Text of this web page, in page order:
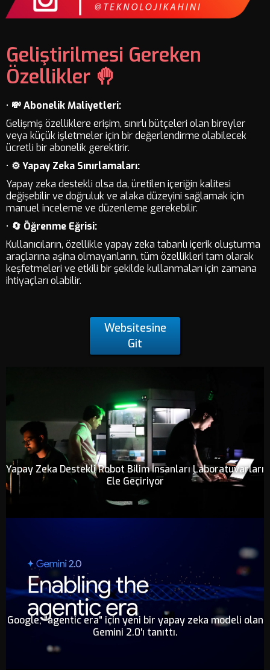
Geliştirilmesi Gereken
Özellikler 🤚
• 💸 Abonelik Maliyetleri:
Gelişmiş özelliklere erişim, sınırlı bütçeleri olan bireyler
veya küçük işletmeler için bir değerlendirme olabilecek
ücretli bir abonelik gerektirir.
• ⚙️ Yapay Zeka Sınırlamaları:
Yapay zeka destekli olsa da, üretilen içeriğin kalitesi
değişebilir ve doğruluk ve alaka düzeyini sağlamak için
manuel inceleme ve düzenleme gerekebilir.
• 🔄 Öğrenme Eğrisi:
Kullanıcıların, özellikle yapay zeka tabanlı içerik oluşturma
araçlarına aşina olmayanların, tüm özellikleri tam olarak
keşfetmeleri ve etkili bir şekilde kullanmaları için zamana
ihtiyaçları olabilir.
Websitesine
Git
Yapay Zeka Destekli Robot Bilim İnsanları Laboratuvarları
Ele Geçiriyor
Google, "agentic era" için yeni bir yapay zeka modeli olan
Gemini 2.0'ı tanıttı.